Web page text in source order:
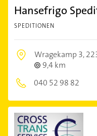
Hansefrigo
SPEDITIONEN
Wragekamp 3,
9,4 km
040 52 98 82